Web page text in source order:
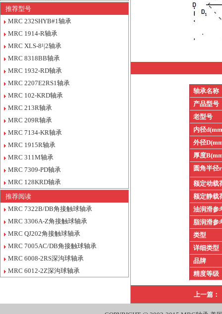
推荐型号
MRC 232SHYB#1轴承
MRC 1914-R轴承
MRC XLS-8¹|2轴承
MRC 8318BB轴承
MRC 1932-RD轴承
MRC 2207E2RS1轴承
MRC 102-KRD轴承
MRC 213R轴承
MRC 209R轴承
MRC 7134-KR轴承
MRC 1915R轴承
MRC 311M轴承
MRC 7309-PD轴承
MRC 128KRD轴承
推荐阅读
MRC 7322B/DB角接触球轴承
MRC 3306A-Z角接触球轴承
MRC QJ202角接触球轴承
MRC 7005AC/DB角接触球轴承
MRC 6008-2RS深沟球轴承
MRC 6012-2Z深沟球轴承
轴承名称
产品型号
老型号
内径
外径
厚度
圆角半径r
额定动载
额定静载
油润滑参
脂润滑参
类型
详细类型
品牌
精度等级
上一篇：